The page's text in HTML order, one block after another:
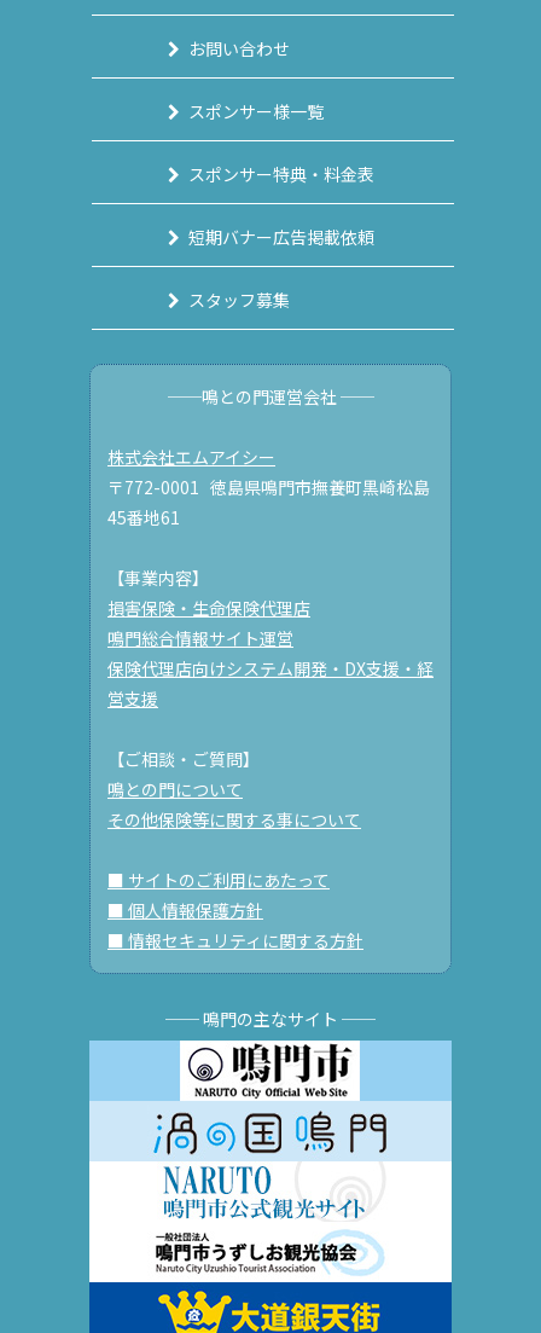
お問い合わせ
スポンサー様一覧
スポンサー特典・料金表
短期バナー広告掲載依頼
スタッフ募集
──鳴との門運営会社 ──
株式会社エムアイシー
〒772-0001 徳島県鳴門市撫養町黒崎松島
45番地61
【事業内容】
損害保険・生命保険代理店
鳴門総合情報サイト運営
保険代理店向けシステム開発・DX支援・経
営支援
【ご相談・ご質問】
鳴との門について
その他保険等に関する事について
■ サイトのご利用にあたって
■ 個人情報保護方針
■ 情報セキュリティに関する方針
── 鳴門の主なサイト ──